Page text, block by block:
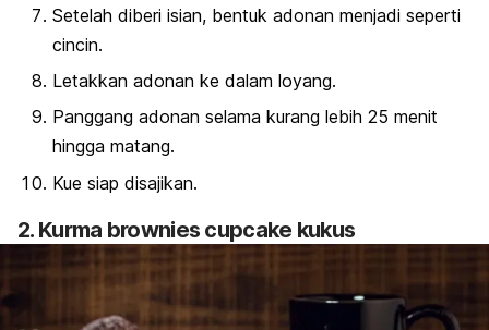
Setelah diberi isian, bentuk adonan menjadi seperti
cincin.
Letakkan adonan ke dalam loyang.
Panggang adonan selama kurang lebih 25 menit
hingga matang.
Kue siap disajikan.
2. Kurma brownies cupcake kukus